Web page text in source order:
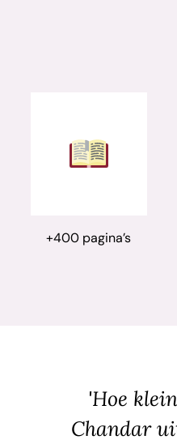
+400 pagina’s
'Hoe
Chandar